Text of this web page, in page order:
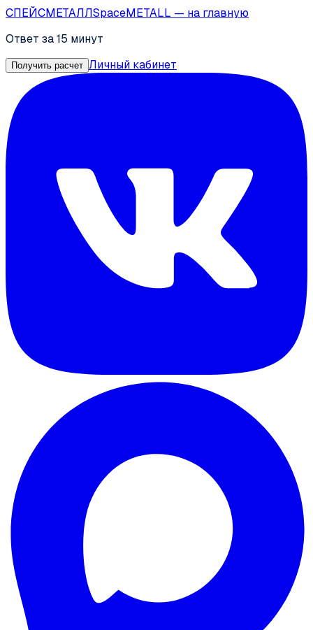
СПЕЙСМЕТАЛЛSpaceMETALL — на главную
Ответ за 15 минут
Получить расчет Личный кабинет